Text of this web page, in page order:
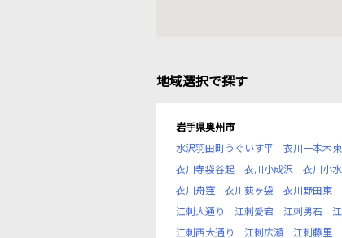
地域選択で探す
岩手県奥州市
水沢羽田町うぐいす平
衣川一本木東
衣川寺袋谷起
衣川小成沢 衣川小
衣川舟窪
衣川荻ヶ袋 衣川野田東
江刺大通り
江刺愛宕 江刺男石
江刺西大通り
江刺広瀬 江刺藤里